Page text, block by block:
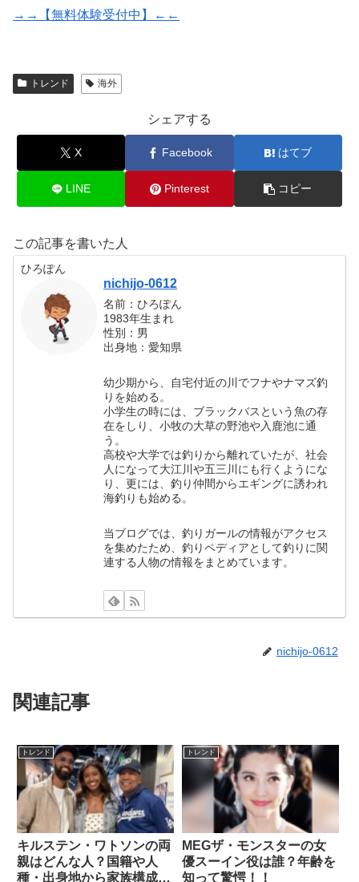
→→【無料体験受付中】←←
トレンド 海外
シェアする
X Facebook はてブ
LINE Pinterest コピー
この記事を書いた人
ひろぽん
nichijo-0612
名前：ひろぽん
1983年生まれ
性別：男
出身地：愛知県
幼少期から、自宅付近の川でフナやナマズ釣
りを始める。
小学生の時には、ブラックバスという魚の存
在をしり、小牧の大草の野池や入鹿池に通
う。
高校や大学では釣りから離れていたが、社会
人になって大江川や五三川にも行くようにな
り、更には、釣り仲間からエギングに誘われ
海釣りも始める。
当ブログでは、釣りガールの情報がアクセス
を集めたため、釣りペディアとして釣りに関
連する人物の情報をまとめています。
nichijo-0612
関連記事
トレンド
キルステン・ワトソンの両
親はどんな人？国籍や人
種・出身地から家族構成ま
トレンド
MEGザ・モンスターの女
優スーイン役は誰？年齢を
知って驚愕！！